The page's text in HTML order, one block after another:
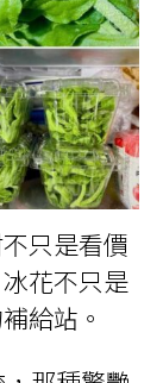
只是看價
花不只是
給站。